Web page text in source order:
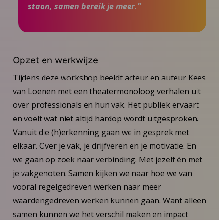
staan, samen bereik je meer.”
Opzet en werkwijze
Tijdens deze workshop beeldt acteur en auteur Kees
van Loenen met een theatermonoloog verhalen uit
over professionals en hun vak. Het publiek ervaart
en voelt wat niet altijd hardop wordt uitgesproken.
Vanuit die (h)erkenning gaan we in gesprek met
elkaar. Over je vak, je drijfveren en je motivatie. En
we gaan op zoek naar verbinding. Met jezelf én met
je vakgenoten. Samen kijken we naar hoe we van
vooral regelgedreven werken naar meer
waardengedreven werken kunnen gaan. Want alleen
samen kunnen we het verschil maken en impact